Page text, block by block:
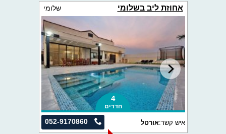
אחוזת ליב בשלומי שלומי
4
חדרים
052-9170860 איש קשר:אורטל